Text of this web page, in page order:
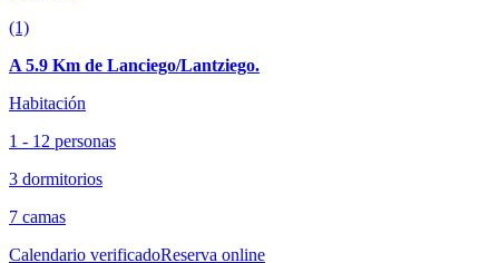
(1)
A 5.9 Km de Lanciego/Lantziego.
Habitación
1 - 12 personas
3 dormitorios
7 camas
Calendario verificadoReserva online